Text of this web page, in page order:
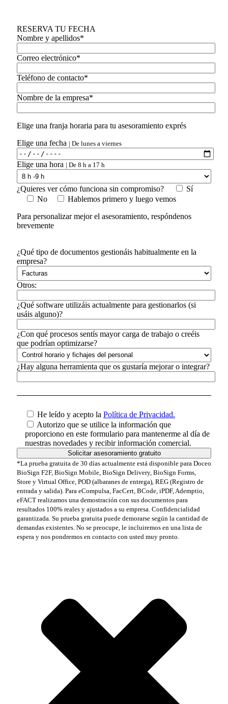
RESERVA TU FECHA
Nombre y apellidos*
Correo electrónico*
Teléfono de contacto*
Nombre de la empresa*
Elige una franja horaria para tu asesoramiento exprés
Elige una fecha | De lunes a viernes
Elige una hora | De 8 h a 17 h
¿Quieres ver cómo funciona sin compromiso?
Sí
No
Hablemos primero y luego vemos
Para personalizar mejor el asesoramiento, respóndenos
brevemente
¿Qué tipo de documentos gestionáis habitualmente en la
empresa?
Otros:
¿Qué software utilizáis actualmente para gestionarlos (si
usáis alguno)?
¿Con qué procesos sentís mayor carga de trabajo o creéis
que podrían optimizarse?
¿Hay alguna herramienta que os gustaría mejorar o integrar?
He leído y acepto la Política de Privacidad.
Autorizo que se utilice la información que
proporciono en este formulario para mantenerme al día de
nuestras novedades y recibir información comercial.
*La prueba gratuita de 30 días actualmente está disponible para Doceo
BioSign F2F, BioSign Mobile, BioSign Delivery, BioSign Forms,
Store y Virtual Office, POD (albaranes de entrega), REG (Registro de
entrada y salida). Para eCompulsa, FacCert, BCode, iPDF, Ademptio,
eFACT realizamos una demostración con sus documentos para
resultados 100% reales y ajustados a su empresa. Confidencialidad
garantizada. Su prueba gratuita puede demorarse según la cantidad de
demandas existentes. No se preocupe, le incluiremos en una lista de
espera y nos pondremos en contacto con usted muy pronto.